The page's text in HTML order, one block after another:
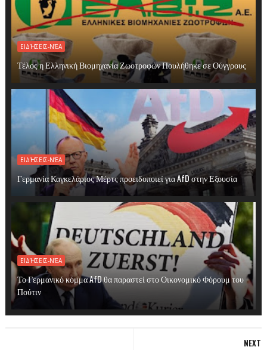
ΕΙΔΉΣΕΙΣ-ΝΈΑ
Τέλος η Ελληνική Βιομηχανία Ζωοτροφών Πουλήθηκε σε Ούγγρους
ΕΙΔΉΣΕΙΣ-ΝΈΑ
Γερμανία Καγκελάριος Μέρτς προειδοποιεί για AfD στην Εξουσία
ΕΙΔΉΣΕΙΣ-ΝΈΑ
Το Γερμανικό κόμμα AfD θα παραστεί στο Οικονομικό Φόρουμ του
Πούτιν
NEXT